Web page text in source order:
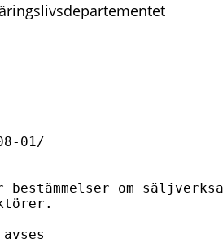
01/
om